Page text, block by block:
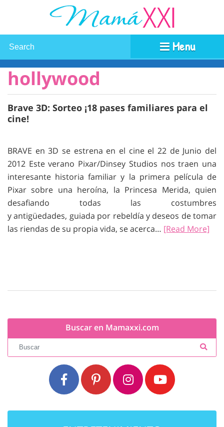
Menu
hollywood
Brave 3D: Sorteo ¡18 pases familiares para el
cine!
BRAVE en 3D se estrena en el cine el 22 de Junio del
2012 Este verano Pixar/Dinsey Studios nos traen una
interesante historia familiar y la primera película de
Pixar sobre una heroína, la Princesa Merida, quien
desafiando todas las costumbres
y antigüedades, guiada por rebeldía y deseos de tomar
las riendas de su propia vida, se acerca… [Read More]
Buscar en Mamaxxi.com